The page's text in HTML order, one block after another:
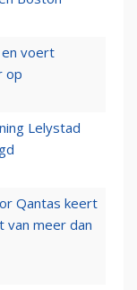
voert
op
Lelystad
Qantas keert
van meer dan